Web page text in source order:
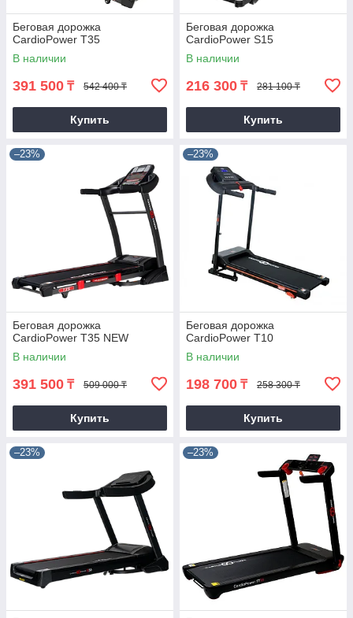
Беговая дорожка
CardioPower T35
В наличии
391 500 ₸ 542 400 ₸
Купить
Беговая дорожка
CardioPower S15
В наличии
216 300 ₸ 281 100 ₸
Купить
–23%
Беговая дорожка
CardioPower T35 NEW
В наличии
391 500 ₸ 509 000 ₸
Купить
–23%
Беговая дорожка
CardioPower T10
В наличии
198 700 ₸ 258 300 ₸
Купить
–23% –23%